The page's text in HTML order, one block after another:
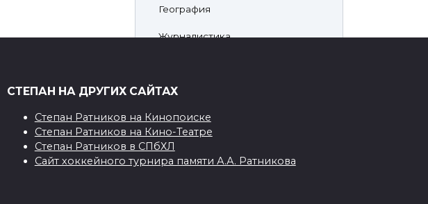
География
Журналистика
Личное
Хоккей
Непознанная НХЛ
СТЕПАН НА ДРУГИХ САЙТАХ
Степан Ратников на Кинопоиске
Степан Ратников на Кино-Театре
Степан Ратников в СПбХЛ
Сайт хоккейного турнира памяти А.А. Ратникова